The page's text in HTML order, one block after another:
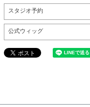
スタジオ予約
公式ウィッグ